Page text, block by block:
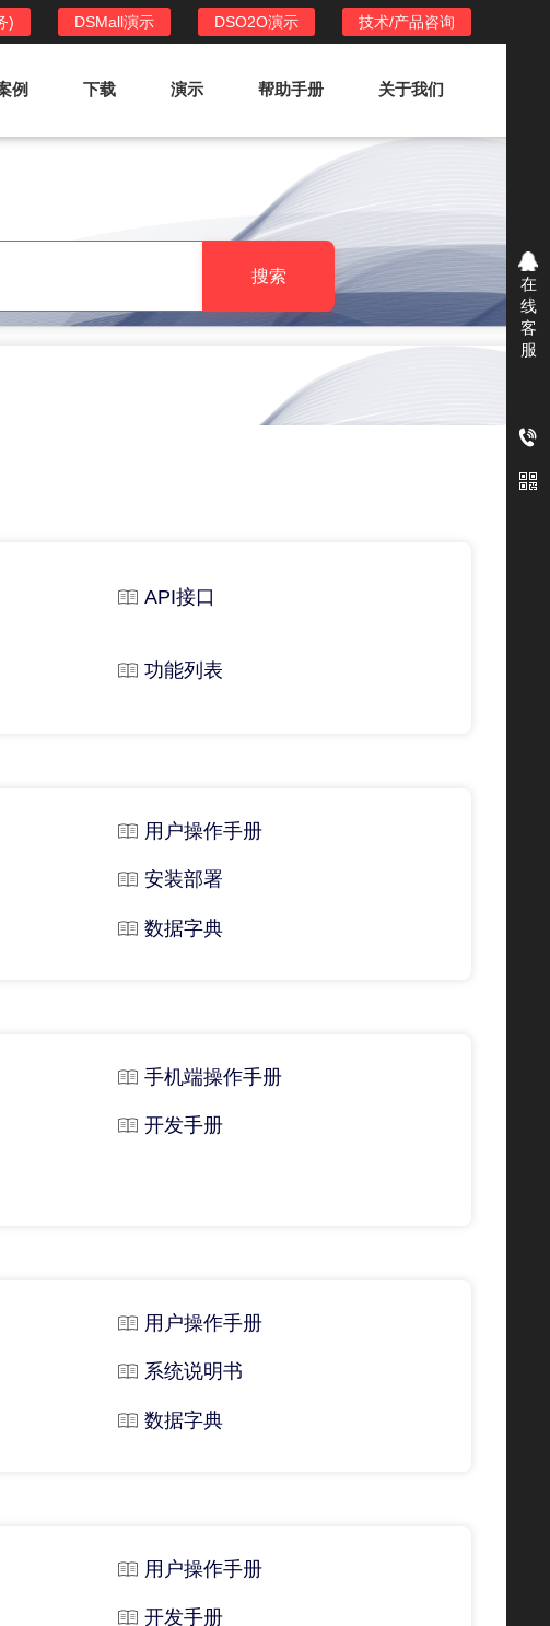
技术/产品咨询
DSO2O演示
DSMall演示
)
DSO2O功能列表
提供新零售线上化经营管理工具，基于
LBS定位，只为让更多客户、多次到店
消费
例 下载 演示 帮助手册 关于我们
搜索
API接口
功能列表
用户操作手册
安装部署
数据字典
手机端操作手册
开发手册
用户操作手册
系统说明书
数据字典
用户操作手册
开发手册
在
线
客
服